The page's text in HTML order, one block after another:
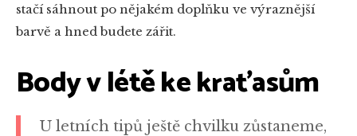
stačí sáhnout po nějakém doplňku ve výraznější
barvě a hned budete zářit.
Body v létě ke kraťasům
U letních tipů ještě chvilku zůstaneme,